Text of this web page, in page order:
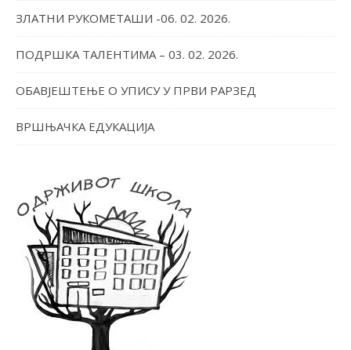
ЗЛАТНИ РУКОМЕТАШИ -06. 02. 2026.
ПОДРШКА ТАЛЕНТИМА – 03. 02. 2026.
ОБАВЈЕШТЕЊЕ О УПИСУ У ПРВИ РАРЗЕД
ВРШЊАЧКА ЕДУКАЦИЈА